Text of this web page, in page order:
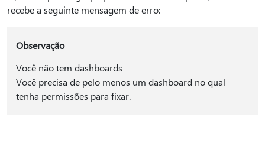
recebe a seguinte mensagem de erro:
Observação
Você não tem dashboards
Você precisa de pelo menos um dashboard no qual
tenha permissões para fixar.